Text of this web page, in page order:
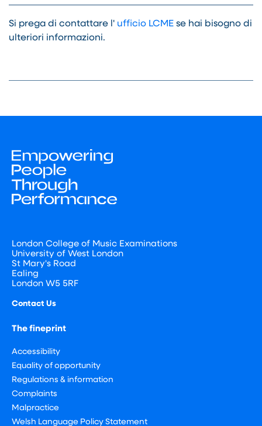
Si prega di contattare l' ufficio LCME se hai bisogno di
ulteriori informazioni.
London College of Music Examinations
University of West London
St Mary's Road
Ealing
London W5 5RF
Contact Us
The fineprint
Accessibility
Equality of opportunity
Regulations & information
Complaints
Malpractice
Welsh Language Policy Statement